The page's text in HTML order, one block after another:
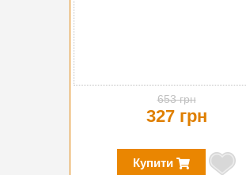
653 грн
327 грн
Купити